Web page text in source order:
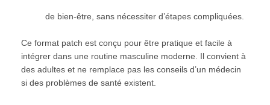
de bien‑être, sans nécessiter d’étapes compliquées.
Ce format patch est conçu pour être pratique et facile à
intégrer dans une routine masculine moderne. Il convient à
des adultes et ne remplace pas les conseils d’un médecin
si des problèmes de santé existent.